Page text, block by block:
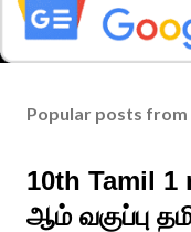
Popular posts
10th Tamil 1
ஆம் வகுப்பு